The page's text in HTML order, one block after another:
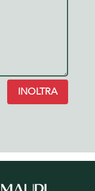
INOLTRA